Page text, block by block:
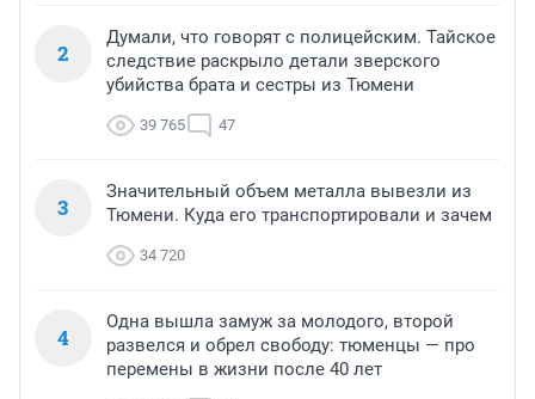
2
Думали, что говорят с полицейским. Тайское
следствие раскрыло детали зверского
убийства брата и сестры из Тюмени
39 765 47
3
Значительный объем металла вывезли из
Тюмени. Куда его транспортировали и зачем
34 720
4
Одна вышла замуж за молодого, второй
развелся и обрел свободу: тюменцы — про
перемены в жизни после 40 лет